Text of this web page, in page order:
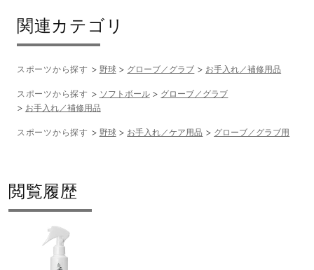
関連カテゴリ
スポーツから探す 野球 グローブ／グラブ お手入れ／補修用品
スポーツから探す ソフトボール
グローブ／グラブ
お手入れ／補修用品
スポーツから探す 野球 お手入れ／ケア用品 グローブ／グラブ用
閲覧履歴